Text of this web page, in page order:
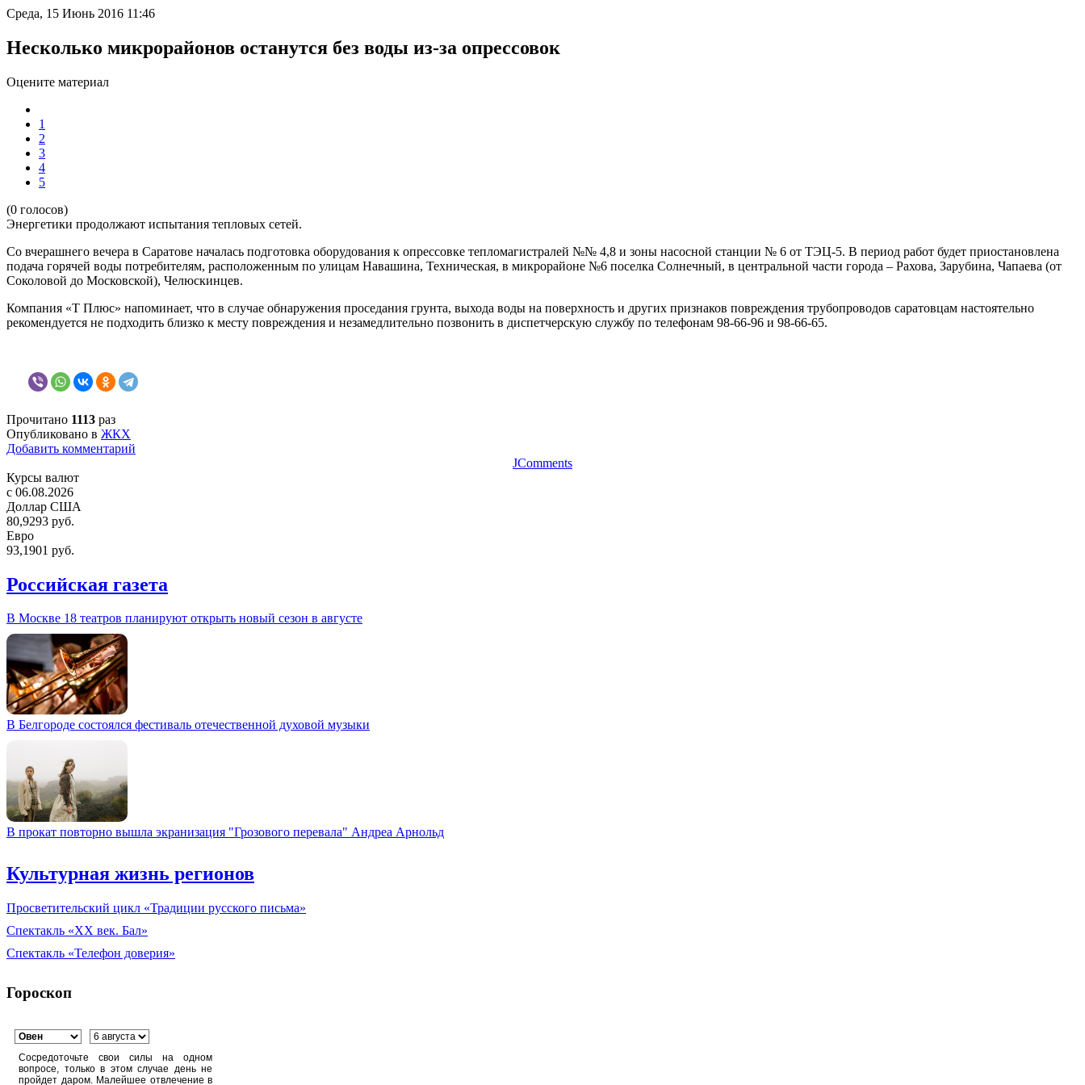
Среда, 15 Июнь 2016 11:46
Несколько микрорайонов останутся без воды из-за опрессовок
Оцените материал
1
2
3
4
5
(0 голосов)
Энергетики продолжают испытания тепловых сетей.
Со вчерашнего вечера в Саратове началась подготовка оборудования к опрессовке тепломагистралей №№ 4,8 и зоны насосной станции № 6 от ТЭЦ-5. В период работ будет приостановлена
подача горячей воды потребителям, расположенным по улицам Навашина, Техническая, в микрорайоне №6 поселка Солнечный, в центральной части города – Рахова, Зарубина, Чапаева (от
Соколовой до Московской), Челюскинцев.
Компания «Т Плюс» напоминает, что в случае обнаружения проседания грунта, выхода воды на поверхность и других признаков повреждения трубопроводов саратовцам настоятельно
рекомендуется не подходить близко к месту повреждения и незамедлительно позвонить в диспетчерскую службу по телефонам 98-66-96 и 98-66-65.
Прочитано 1113 раз
Опубликовано в ЖКХ
Добавить комментарий
JComments
Курсы валют
c 06.08.2026
Доллар США
80,9293 руб.
Евро
93,1901 руб.
Российская газета
В Москве 18 театров планируют открыть новый сезон в августе
В Белгороде состоялся фестиваль отечественной духовой музыки
В прокат повторно вышла экранизация "Грозового перевала" Андреа Арнольд
Культурная жизнь регионов
Просветительский цикл «Традиции русского письма»
Спектакль «XX век. Бал»
Спектакль «Телефон доверия»
Гороскоп
Сосредоточьте свои силы на одном
вопросе, только в этом случае день не
пройдет даром. Малейшее отвлечение в